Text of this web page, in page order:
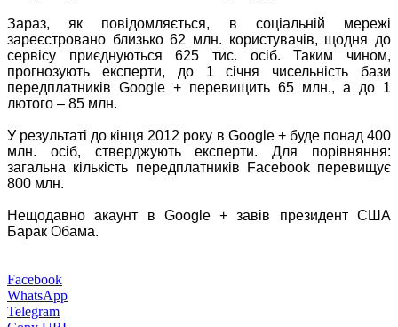
Зараз, як повідомляється, в соціальній мережі
зареєстровано близько 62 млн. користувачів, щодня до
сервісу приєднуються 625 тис. осіб. Таким чином,
прогнозують експерти, до 1 січня чисельність бази
передплатників Google + перевищить 65 млн., а до 1
лютого – 85 млн.
У результаті до кінця 2012 року в Google + буде понад 400
млн. осіб, стверджують експерти. Для порівняння:
загальна кількість передплатників Facebook перевищує
800 млн.
Нещодавно акаунт в Google + завів президент США
Барак Обама.
Facebook
WhatsApp
Telegram